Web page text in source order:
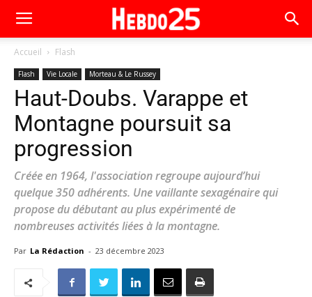
Accueil Flash
Flash Vie Locale Morteau & Le Russey
Haut-Doubs. Varappe et
Montagne poursuit sa
progression
Créée en 1964, l'association regroupe aujourd’hui
quelque 350 adhérents. Une vaillante sexagénaire qui
propose du débutant au plus expérimenté de
nombreuses activités liées à la montagne.
Par La Rédaction - 23 décembre 2023